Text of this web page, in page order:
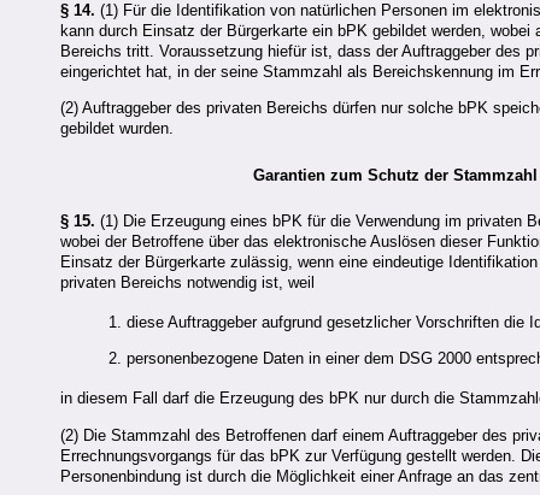
§ 14. (1) Für die Identifikation von natürlichen Personen im
kann durch Einsatz der Bürgerkarte ein bPK gebildet werden,
Bereichs tritt. Voraussetzung hiefür ist, dass der Auftraggeber des
eingerichtet hat, in der seine Stammzahl als Bereichskennung im
(2) Auftraggeber des privaten Bereichs dürfen nur solche bPK
gebildet wurden.
Garantien zum Schutz der
§ 15. (1) Die Erzeugung eines bPK für die Verwendung im privaten
wobei der Betroffene über das elektronische Auslösen dieser
Einsatz der Bürgerkarte zulässig, wenn eine eindeutige
privaten Bereichs notwendig ist, weil
1. diese Auftraggeber aufgrund gesetzlicher Vorschriften die
2. personenbezogene Daten in einer dem DSG 2000
in diesem Fall darf die Erzeugung des bPK nur durch die
(2) Die Stammzahl des Betroffenen darf einem Auftraggeber des
Errechnungsvorgangs für das bPK zur Verfügung gestellt werden.
Personenbindung ist durch die Möglichkeit einer Anfrage an das